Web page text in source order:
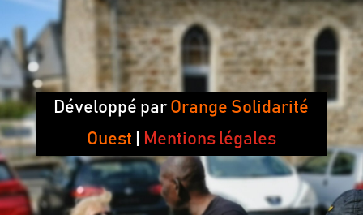
Développé par Orange Solidarité
Ouest
Mentions légales